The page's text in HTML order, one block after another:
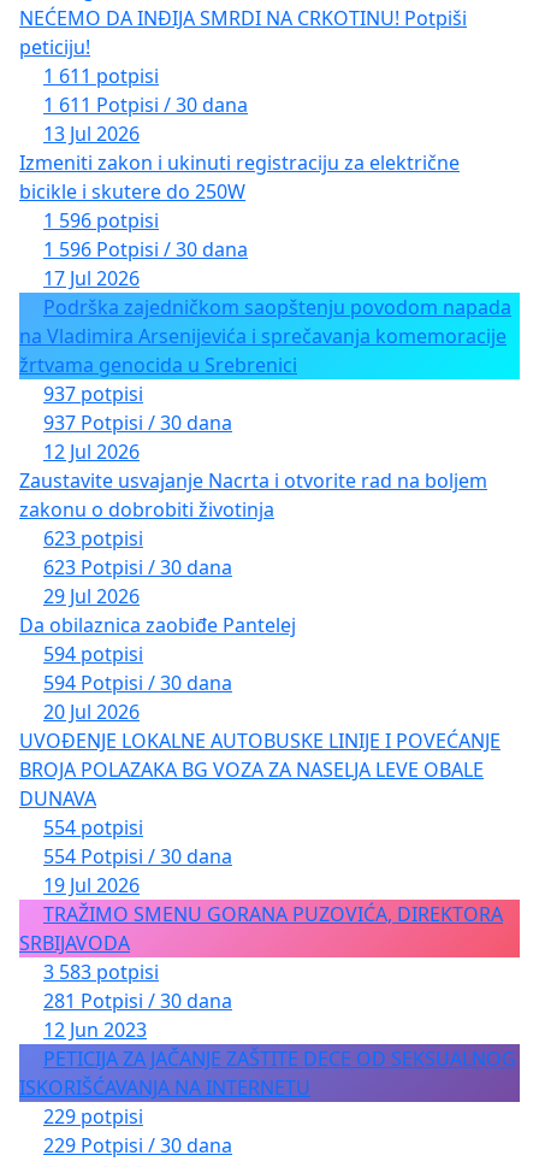
NEĆEMO DA INĐIJA SMRDI NA CRKOTINU! Potpiši
peticiju!
1 611 potpisi
1 611 Potpisi / 30 dana
13 Jul 2026
Izmeniti zakon i ukinuti registraciju za električne
bicikle i skutere do 250W
1 596 potpisi
1 596 Potpisi / 30 dana
17 Jul 2026
Podrška zajedničkom saopštenju povodom napada
na Vladimira Arsenijevića i sprečavanja komemoracije
žrtvama genocida u Srebrenici
937 potpisi
937 Potpisi / 30 dana
12 Jul 2026
Zaustavite usvajanje Nacrta i otvorite rad na boljem
zakonu o dobrobiti životinja
623 potpisi
623 Potpisi / 30 dana
29 Jul 2026
Da obilaznica zaobiđe Pantelej
594 potpisi
594 Potpisi / 30 dana
20 Jul 2026
UVOĐENJE LOKALNE AUTOBUSKE LINIJE I POVEĆANJE
BROJA POLAZAKA BG VOZA ZA NASELJA LEVE OBALE
DUNAVA
554 potpisi
554 Potpisi / 30 dana
19 Jul 2026
TRAŽIMO SMENU GORANA PUZOVIĆA, DIREKTORA
SRBIJAVODA
3 583 potpisi
281 Potpisi / 30 dana
12 Jun 2023
PETICIJA ZA JAČANJE ZAŠTITE DECE OD SEKSUALNOG
ISKORIŠĆAVANJA NA INTERNETU
229 potpisi
229 Potpisi / 30 dana